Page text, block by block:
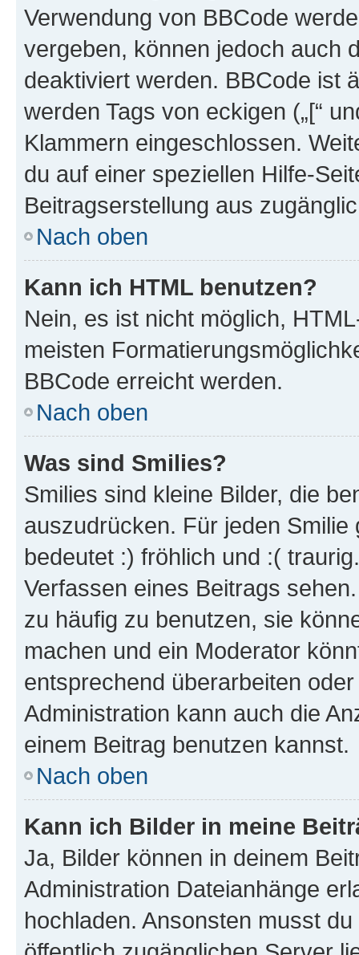
Verwendung von BBCode
vergeben, können jedoch auch
deaktiviert werden. BBCode ist
werden Tags von eckigen („[“
Klammern eingeschlossen.
du auf einer speziellen Hilfe-
Beitragserstellung aus
Nach oben
Kann ich HTML benutzen?
Nein, es ist nicht möglich,
meisten
BBCode erreicht werden.
Nach oben
Was sind Smilies?
Smilies sind kleine Bilder, die
auszudrücken. Für jeden
bedeutet :) fröhlich und :(
Verfassen eines Beitrags
zu häufig zu benutzen, sie
machen und ein Moderator
entsprechend überarbeiten
Administration kann auch die
einem Beitrag benutzen kannst.
Nach oben
Kann ich Bilder in meine
Ja, Bilder können in deinem
Administration Dateianhänge
hochladen. Ansonsten musst